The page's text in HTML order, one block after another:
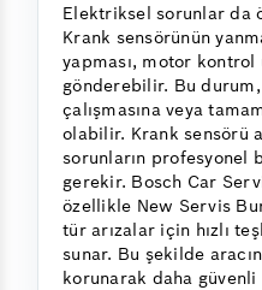
Elektriksel sorunlar da
Krank sensörünün
yapması, motor kontrol
gönderebilir. Bu
çalışmasına veya
olabilir. Krank sensörü
sorunların profesyonel
gerekir. Bosch Car
özellikle New Servis
tür arızalar için hızlı
sunar. Bu şekilde
korunarak daha